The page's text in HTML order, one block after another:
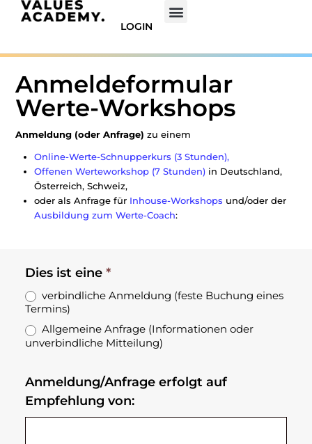
LOGIN
Anmeldeformular
Werte-Workshops
Anmeldung (oder Anfrage) zu einem
Online-Werte-Schnupperkurs (3 Stunden),
Offenen Werteworkshop (7 Stunden) in Deutschland,
Österreich, Schweiz,
oder als Anfrage für Inhouse-Workshops und/oder der
Ausbildung zum Werte-Coach:
Anmeldeformular
Workshops
Dies ist eine *
verbindliche Anmeldung (feste Buchung eines
Termins)
Allgemeine Anfrage (Informationen oder
unverbindliche Mitteilung)
Anmeldung/Anfrage erfolgt auf
Empfehlung von: